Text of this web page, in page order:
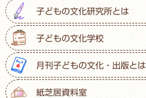
子どもの文化研究所とは
子どもの文化学校
月刊子どもの文化・出版とは
紙芝居資料室